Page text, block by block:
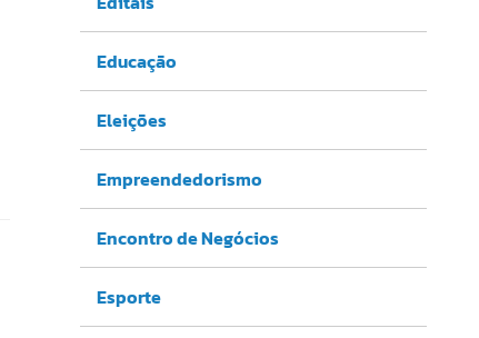
Educação
Eleições
Empreendedorismo
Encontro de Negócios
Esporte